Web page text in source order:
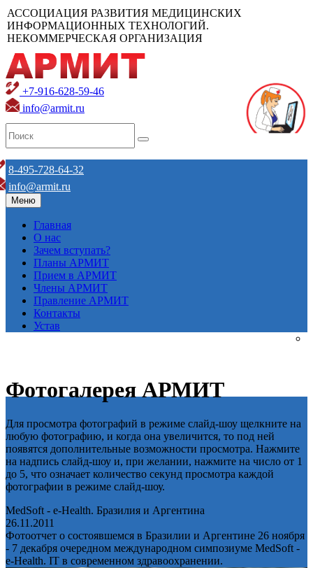
АССОЦИАЦИЯ РАЗВИТИЯ МЕДИЦИНСКИХ
ИНФОРМАЦИОННЫХ ТЕХНОЛОГИЙ.
НЕКОММЕРЧЕСКАЯ ОРГАНИЗАЦИЯ
+7-916-628-59-46
info@armit.ru
8-495-728-64-32
info@armit.ru
Меню
Главная
О нас
Зачем вступать?
Планы АРМИТ
Прием в АРМИТ
Члены АРМИТ
Правление АРМИТ
Контакты
Устав
Фотогалерея АРМИТ
Для просмотра фотографий в режиме слайд-шоу щелкните на
любую фотографию, и когда она увеличится, то под ней
появятся дополнительные возможности просмотра. Нажмите
на надпись слайд-шоу и, при желании, нажмите на число от 1
до 5, что означает количество секунд просмотра каждой
фотографии в режиме слайд-шоу.
MedSoft - e-Health. Бразилия и Аргентина
26.11.2011
Фотоотчет о состоявшемся в Бразилии и Аргентине 26 ноября
- 7 декабря очередном международном симпозиуме MedSoft -
e-Health. IT в современном здравоохранении.